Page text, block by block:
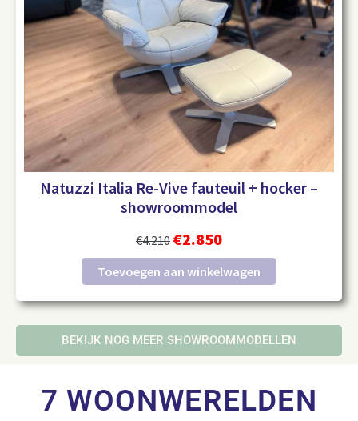
Natuzzi Italia Re-Vive fauteuil + hocker –
showroommodel
€4.210 €2.850
Toevoegen aan winkelwagen
BEKIJK NOG MEER SHOWROOMMODELLEN
7 WOONWERELDEN